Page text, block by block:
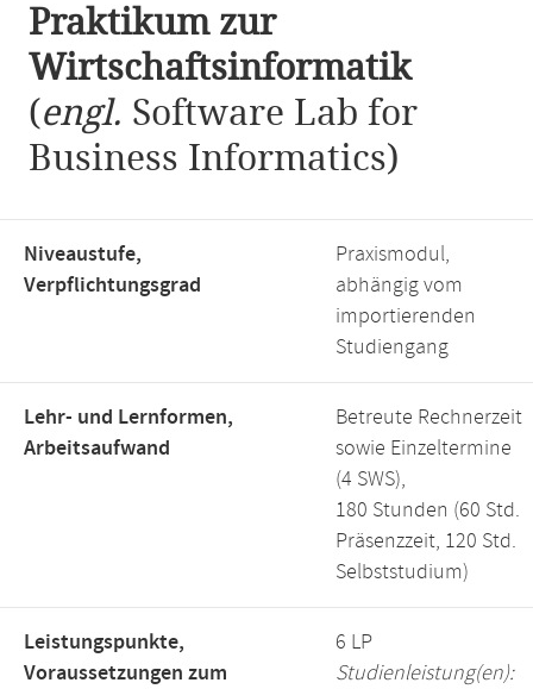
Praktikum zur
Wirtschaftsinformatik
(engl. Software Lab for
Business Informatics)
Niveaustufe,
Verpflichtungsgrad
Praxismodul,
abhängig vom
importierenden
Studiengang
Lehr- und Lernformen,
Arbeitsaufwand
Betreute Rechnerzeit
sowie Einzeltermine
(4 SWS),
180 Stunden (60 Std.
Präsenzzeit, 120 Std.
Selbststudium)
Leistungspunkte,
Voraussetzungen zum
6 LP
Studienleistung(en):